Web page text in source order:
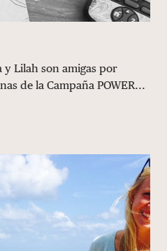
y Lilah son amigas por
de la Campaña POWER...